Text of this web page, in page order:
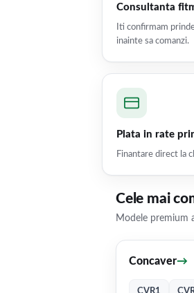
Consultanta
Iti confirmam
inainte sa comanzi.
Plata in rate
Finantare direct la
Cele mai
Modele premium
Concaver→